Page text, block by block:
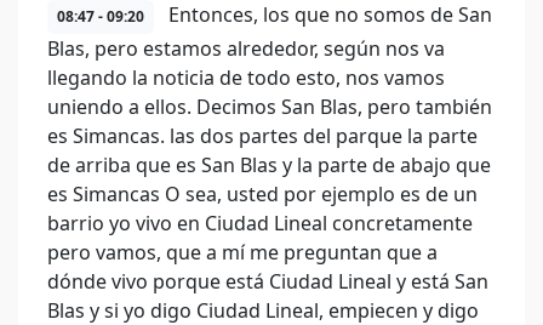
08:47 - 09:20
Entonces, los que no somos de San
Blas, pero estamos alrededor, según nos va
llegando la noticia de todo esto, nos vamos
uniendo a ellos. Decimos San Blas, pero también
es Simancas. las dos partes del parque la parte
de arriba que es San Blas y la parte de abajo que
es Simancas O sea, usted por ejemplo es de un
barrio yo vivo en Ciudad Lineal concretamente
pero vamos, que a mí me preguntan que a
dónde vivo porque está Ciudad Lineal y está San
Blas y si yo digo Ciudad Lineal, empiecen y digo